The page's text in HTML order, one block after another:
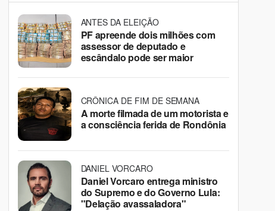
ANTES DA ELEIÇÃO
PF apreende dois milhões com
assessor de deputado e
escândalo pode ser maior
CRÔNICA DE FIM DE SEMANA
A morte filmada de um motorista e
a consciência ferida de Rondônia
DANIEL VORCARO
Daniel Vorcaro entrega ministro
do Supremo e do Governo Lula:
"Delação avassaladora"